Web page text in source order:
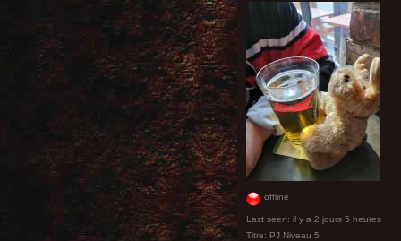
offline
Last seen: il y a 2 jours 5 heures
Titre: PJ Niveau 5